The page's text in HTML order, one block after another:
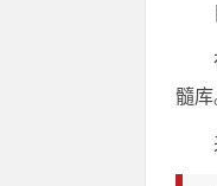
髓库